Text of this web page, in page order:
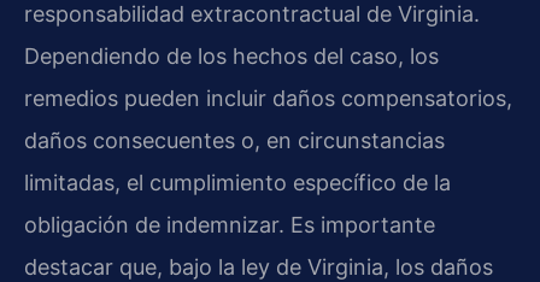
responsabilidad extracontractual de Virginia.
Dependiendo de los hechos del caso, los
remedios pueden incluir daños compensatorios,
daños consecuentes o, en circunstancias
limitadas, el cumplimiento específico de la
obligación de indemnizar. Es importante
destacar que, bajo la ley de Virginia, los daños